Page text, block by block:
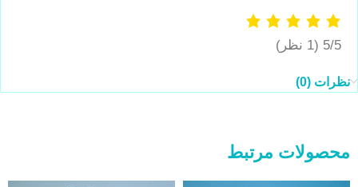
5/5 (1 نظر)
نظرات (0)
محصولات مرتبط